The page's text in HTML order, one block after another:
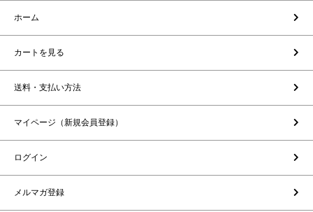
ホーム
カートを見る
送料・支払い方法
マイページ（新規会員登録）
ログイン
メルマガ登録